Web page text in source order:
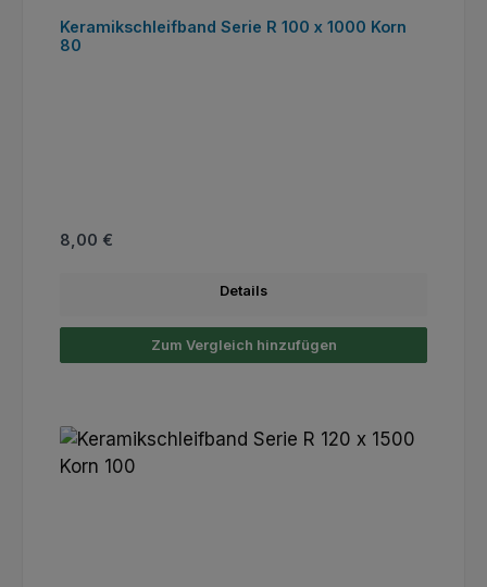
Keramikschleifband Serie R 100 x 1000 Korn
80
Regulärer Preis:
8,00 €
Details
Zum Vergleich hinzufügen